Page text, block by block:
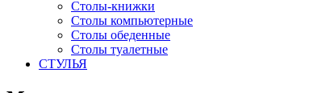
Столы-книжки
Столы компьютерные
Столы обеденные
Столы туалетные
СТУЛЬЯ